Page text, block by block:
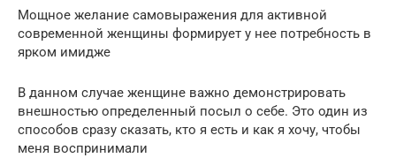
Мощное желание самовыражения для активной
современной женщины формирует у нее потребность в
ярком имидже
В данном случае женщине важно демонстрировать
внешностью определенный посыл о себе. Это один из
способов сразу сказать, кто я есть и как я хочу, чтобы
меня воспринимали